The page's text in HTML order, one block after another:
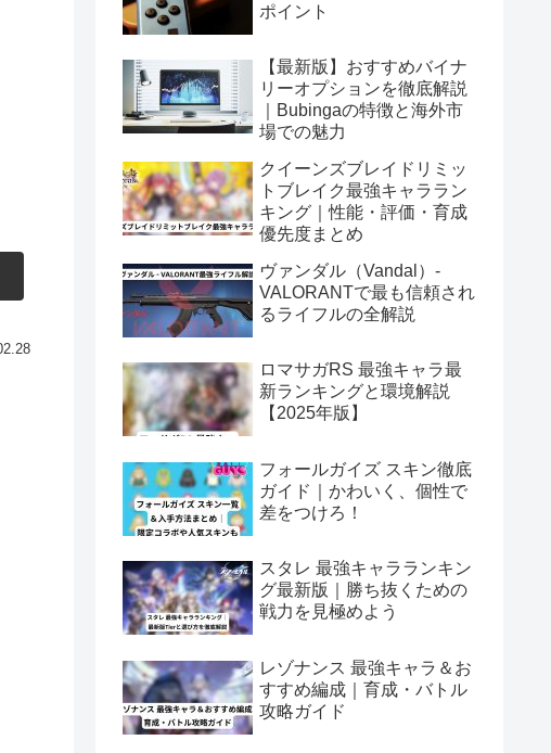
ポイント
【最新版】おすすめバイナ
リーオプションを徹底解説
｜Bubingaの特徴と海外市
場での魅力
クイーンズブレイドリミッ
トブレイク最強キャララン
キング｜性能・評価・育成
優先度まとめ
ヴァンダル（Vandal）-
VALORANTで最も信頼され
るライフルの全解説
ロマサガRS 最強キャラ最
新ランキングと環境解説
【2025年版】
フォールガイズ スキン徹底
ガイド｜かわいく、個性で
差をつけろ！
スタレ 最強キャラランキン
グ最新版｜勝ち抜くための
戦力を見極めよう
レゾナンス 最強キャラ＆お
すすめ編成｜育成・バトル
攻略ガイド